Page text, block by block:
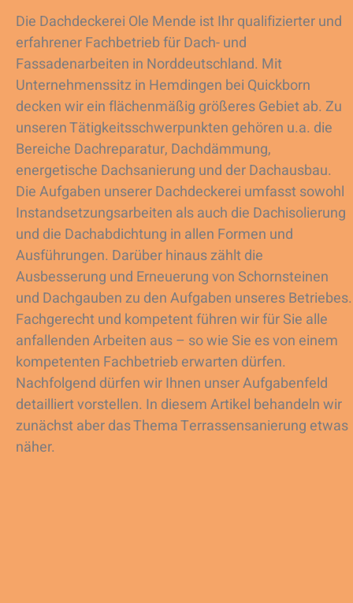
Die Dachdeckerei Ole Mende ist Ihr qualifizierter und
erfahrener Fachbetrieb für Dach- und
Fassadenarbeiten in Norddeutschland. Mit
Unternehmenssitz in Hemdingen bei Quickborn
decken wir ein flächenmäßig größeres Gebiet ab. Zu
unseren Tätigkeitsschwerpunkten gehören u.a. die
Bereiche Dachreparatur, Dachdämmung,
energetische Dachsanierung und der Dachausbau.
Die Aufgaben unserer Dachdeckerei umfasst sowohl
Instandsetzungsarbeiten als auch die Dachisolierung
und die Dachabdichtung in allen Formen und
Ausführungen. Darüber hinaus zählt die
Ausbesserung und Erneuerung von Schornsteinen
und Dachgauben zu den Aufgaben unseres Betriebes.
Fachgerecht und kompetent führen wir für Sie alle
anfallenden Arbeiten aus – so wie Sie es von einem
kompetenten Fachbetrieb erwarten dürfen.
Nachfolgend dürfen wir Ihnen unser Aufgabenfeld
detailliert vorstellen. In diesem Artikel behandeln wir
zunächst aber das Thema Terrassensanierung etwas
näher.